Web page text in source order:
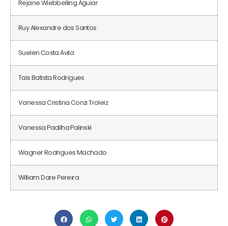
Rejane Wiebbelling Aguiar
Ruy Alexandre dos Santos
Suelen Costa Avila
Tais Batista Rodrigues
Vanessa Cristina Conzi Troleiz
Vanessa Padilha Palinski
Wagner Rodrigues Machado
William Dare Pereira